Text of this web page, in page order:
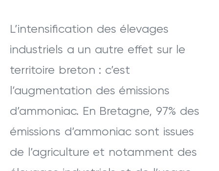
L’intensification des élevages
industriels a un autre effet sur le
territoire breton : c’est
l’augmentation des émissions
d’ammoniac. En Bretagne, 97% des
émissions d’ammoniac sont issues
de l’agriculture et notamment des